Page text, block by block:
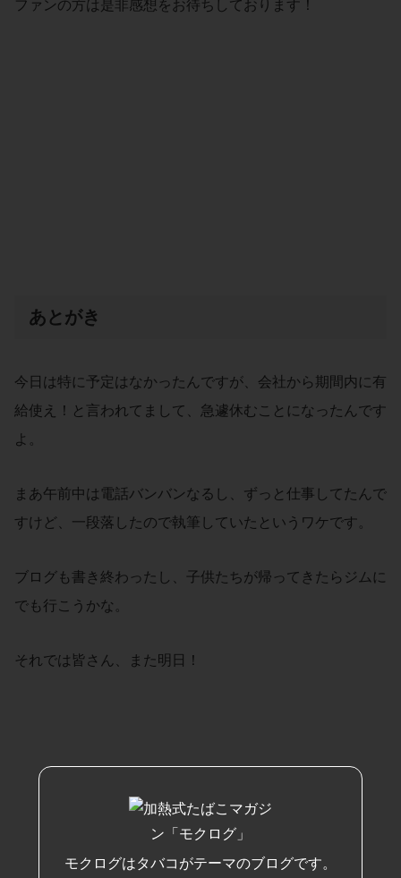
ファンの方は是非感想をお待ちしております！
あとがき
今日は特に予定はなかったんですが、会社から期間内に有
給使え！と言われてまして、急遽休むことになったんです
よ。
まあ午前中は電話バンバンなるし、ずっと仕事してたんで
すけど、一段落したので執筆していたというワケです。
ブログも書き終わったし、子供たちが帰ってきたらジムに
でも行こうかな。
それでは皆さん、また明日！
モクログはタバコがテーマのブログです。